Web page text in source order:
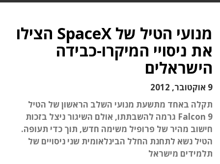
מנועי הטיל של SpaceX הצילו
את ניסויי המיקרו-כבידה
הישראלים
9 אוקטובר, 2012
תקלה באחד מתשעת מנועי השלב הראשון של הטיל
Falcon 9 גרמה להשבתתו, אולם השיגור ניצל בזכות
חישוב מהיר של פרופיל משימה חדש, תוך כדי תעופה.
הטיל נשא לתחנת החלל הבינלאומית שני ניסויים של
תלמידים מישראל